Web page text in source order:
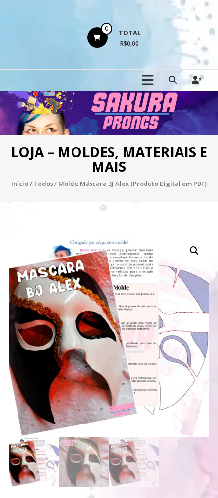
0 TOTAL
R$0,00
LOJA – MOLDES, MATERIAIS E
MAIS
Início/ Todos/ Molde Máscara BJ Alex (Produto Digital em PDF)